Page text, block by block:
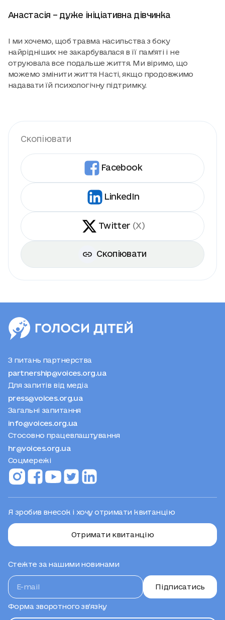
Анастасія – дуже ініціативна дівчинка
І ми хочемо, щоб травма насильства з боку
найрідніших не закарбувалася в її пам’яті і не
отруювала все подальше життя. Ми віримо, що
можемо змінити життя Насті, якщо продовжимо
надавати їй психологічну підтримку.
Скопіювати
Facebook
LinkedIn
Twitter (X)
Скопіювати
З питань партнерства
partnership@voices.org.ua
Для запитів від медіа
press@voices.org.ua
Загальні запитання
info@voices.org.ua
Стосовно працевлаштування
hr@voices.org.ua
Соцмережі
Я зробив внесок і хочу отримати квитанцію
Отримати квитанцію
Стежте за нашими новинами
Підписатись
Форма зворотного зв’язку